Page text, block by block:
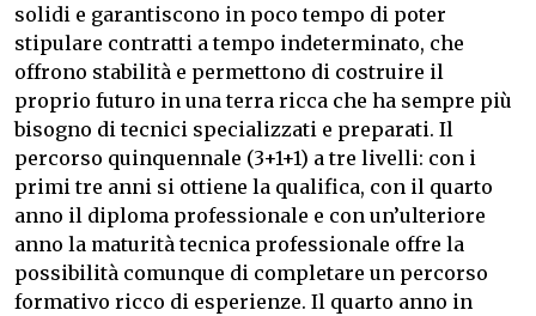
solidi e garantiscono in poco tempo di poter
stipulare contratti a tempo indeterminato, che
offrono stabilità e permettono di costruire il
proprio futuro in una terra ricca che ha sempre più
bisogno di tecnici specializzati e preparati. Il
percorso quinquennale (3+1+1) a tre livelli: con i
primi tre anni si ottiene la qualifica, con il quarto
anno il diploma professionale e con un’ulteriore
anno la maturità tecnica professionale offre la
possibilità comunque di completare un percorso
formativo ricco di esperienze. Il quarto anno in